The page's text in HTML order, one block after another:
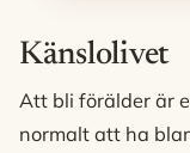
Känslolivet
Att bli förälder är
normalt att ha